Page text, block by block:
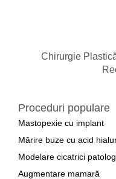
Chirurgie
Proceduri populare
Mastopexie cu implant
Mărire buze cu acid
Modelare cicatrici
Augmentare mamară